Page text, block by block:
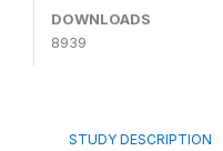
DOWNLOADS
8939
STUDY DESCRIPTION